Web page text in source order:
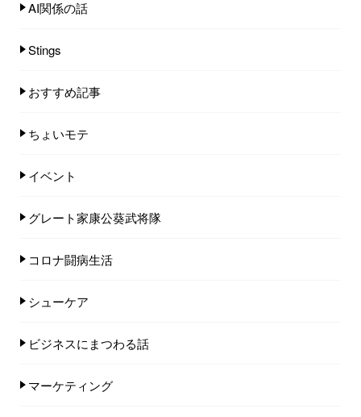
AI関係の話
Stings
おすすめ記事
ちょいモテ
イベント
グレート家康公葵武将隊
コロナ闘病生活
シューケア
ビジネスにまつわる話
マーケティング